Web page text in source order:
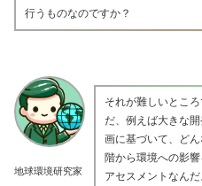
行うものなのですか？
地球環境研究家
それが難しいとこ
だ、例えば大きな
画に基づいて、ど
階から環境への影
アセスメントなんだ